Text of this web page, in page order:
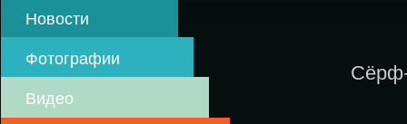
content
Новости
Фотографии
Видео